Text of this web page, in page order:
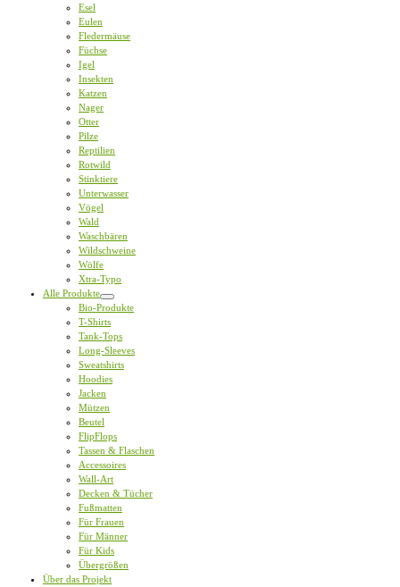
Esel
Eulen
Fledermäuse
Füchse
Igel
Insekten
Katzen
Nager
Otter
Pilze
Reptilien
Rotwild
Stinktiere
Unterwasser
Vögel
Wald
Waschbären
Wildschweine
Wölfe
Xtra-Typo
Alle Produkte
Bio-Produkte
T-Shirts
Tank-Tops
Long-Sleeves
Sweatshirts
Hoodies
Jacken
Mützen
Beutel
FlipFlops
Tassen & Flaschen
Accessoires
Wall-Art
Decken & Tücher
Fußmatten
Für Frauen
Für Männer
Für Kids
Übergrößen
Über das Projekt